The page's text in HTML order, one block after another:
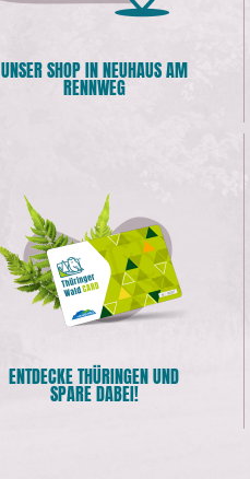
UNSER SHOP IN NEUHAUS AM
RENNWEG
ENTDECKE THÜRINGEN UND
SPARE DABEI!